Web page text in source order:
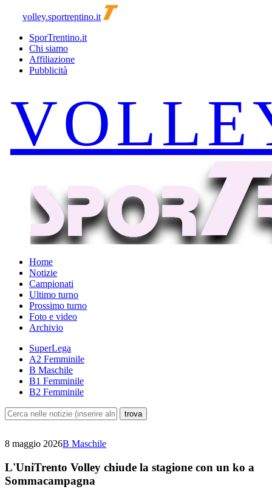
volley.sportrentino.it
SporTrentino.it
Chi siamo
Affiliazione
Pubblicità
Home
Notizie
Campionati
Ultimo turno
Prossimo turno
Foto e video
Archivio
SuperLega
A2 Femminile
B Maschile
B1 Femminile
B2 Femminile
8 maggio 2026B Maschile
L'UniTrento Volley chiude la stagione con un ko a
Sommacampagna